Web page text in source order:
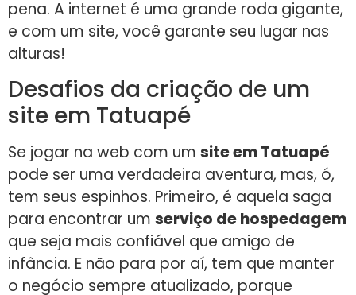
pena. A internet é uma grande roda gigante,
e com um site, você garante seu lugar nas
alturas!
Desafios da criação de um
site em Tatuapé
Se jogar na web com um site em Tatuapé
pode ser uma verdadeira aventura, mas, ó,
tem seus espinhos. Primeiro, é aquela saga
para encontrar um serviço de hospedagem
que seja mais confiável que amigo de
infância. E não para por aí, tem que manter
o negócio sempre atualizado, porque